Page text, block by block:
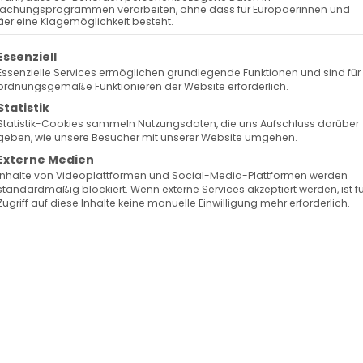
ein schmaler Pfad durch die kargen Hügel
leuchten golden in der Sonne. Drinnen,
Miniatur der Verkündigung: Ein Engel
Welt innerer Bewegung verbirgt. Dieser Moment,
der Armenischen Kirche, verkörpert ein
dem 4. Jahrhundert in einzigartiger Weise
Am 07. April feiert die Armenische
Mariä Verkündigung, auf Armenisch: Աւետումն
verarbeiten, ohne dass für Europäerinnen und
eine Klagemöglichkeit besteht.
eine Liste der Service-Gruppen, für die eine
Services ermöglichen grundlegende Funktionen und sind
Funktionieren der Website erforderlich.
Cookies sammeln Nutzungsdaten, die uns Aufschluss darüber
wie unsere Besucher mit unserer Website umgehen.
Medien
von Videoplattformen und Social-Media-Plattformen werden
blockiert. Wenn externe Services akzeptiert werden, ist
auf diese Inhalte keine manuelle Einwilligung mehr erforderlich.